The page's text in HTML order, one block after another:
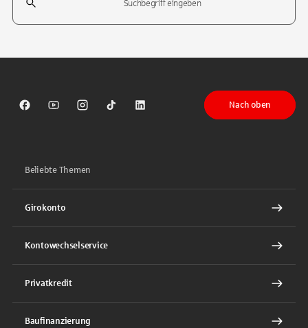
Sparkasse auf Facebook
Sparkasse auf Youtube
Sparkasse auf Instagram
Sparkasse auf TikTok
Sparkasse auf LinkedIn
Nach oben
Beliebte Themen
Girokonto
Kontowechselservice
Privatkredit
Baufinanzierung